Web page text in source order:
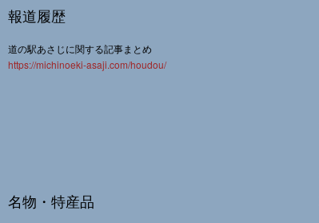
報道履歴
道の駅あさじに関する記事まとめ
https://michinoeki-asaji.com/houdou/
名物・特産品